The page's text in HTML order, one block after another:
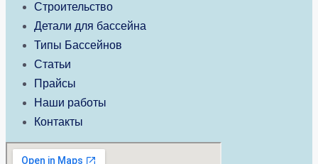
Строительство
Детали для бассейна
Типы Бассейнов
Статьи
Прайсы
Наши работы
Контакты